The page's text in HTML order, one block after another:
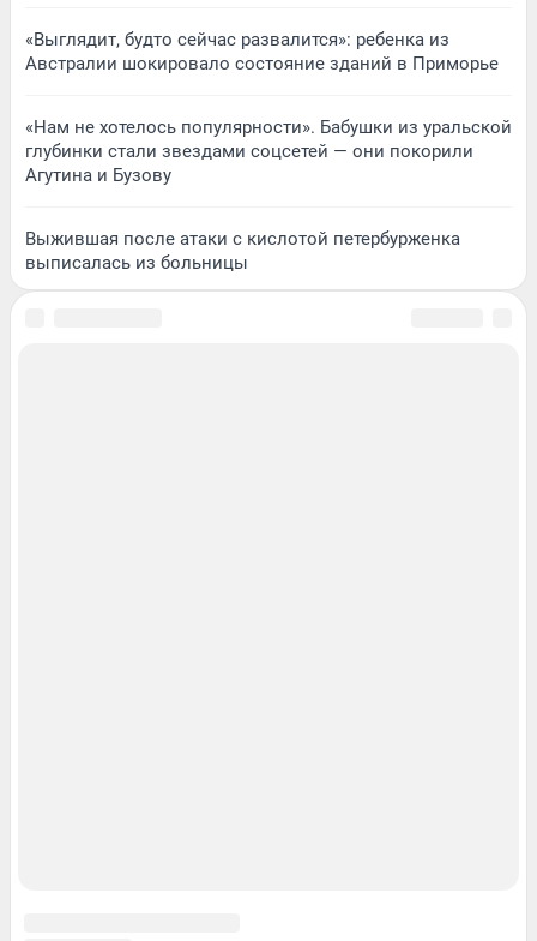
«Выглядит, будто сейчас развалится»: ребенка из
Австралии шокировало состояние зданий в Приморье
«Нам не хотелось популярности». Бабушки из уральской
глубинки стали звездами соцсетей — они покорили
Агутина и Бузову
Выжившая после атаки с кислотой петербурженка
выписалась из больницы